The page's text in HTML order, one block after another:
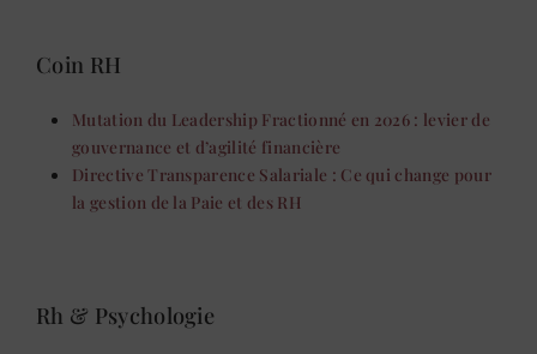
Coin RH
Mutation du Leadership Fractionné en 2026 : levier de
gouvernance et d’agilité financière
Directive Transparence Salariale : Ce qui change pour
la gestion de la Paie et des RH
Rh & Psychologie